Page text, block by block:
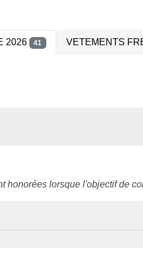
2026 41 VETEMENTS
honorées lorsque l'objectif de